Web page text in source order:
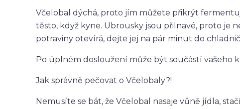
Včelobal dýchá, proto jím můžete přikrýt
těsto, když kyne. Ubrousky jsou přilnavé, proto je
potraviny otevírá, dejte jej na pár minut do
Po úplném dosloužení může být součástí vašeho
Jak správně pečovat o Včelobaly?!
Nemusíte se bát, že Včelobal nasaje vůně jídla,